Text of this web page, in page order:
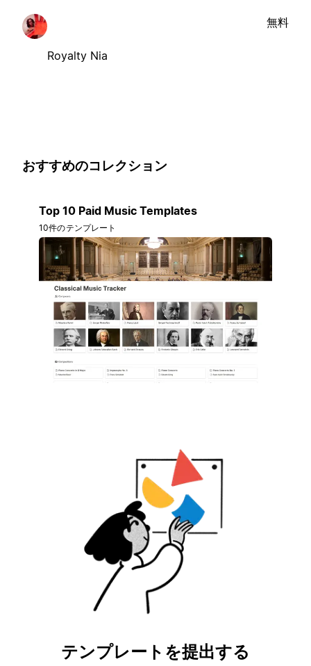
Royalty Nia
無料
おすすめのコレクション
Top 10 Paid Music Templates
10件のテンプレート
テンプレートを提出する